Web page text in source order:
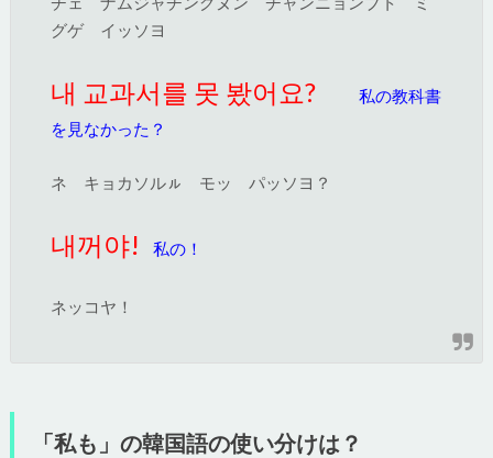
グゲ イッソヨ
내 교과서를 못 봤어요?
私の教科書
を見なかった？
ネ キョカソルㇽ モッ パッソヨ？
내꺼야! 私の！
ネッコヤ！
「私も」の韓国語の使い分けは？